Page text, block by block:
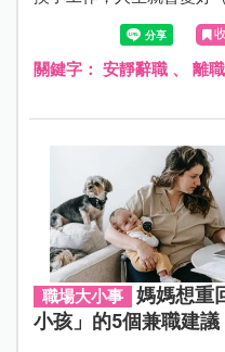
自己陷入「不斷離職」的
首先要釐清自己的不滿，
義。只有了解自己的真實
關鍵字： 安靜辭職、 離職
職場大小事
媽媽想重
小孩」的5個兼職建議